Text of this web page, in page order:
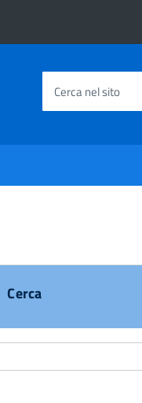
Cerca nel sito
Cerca